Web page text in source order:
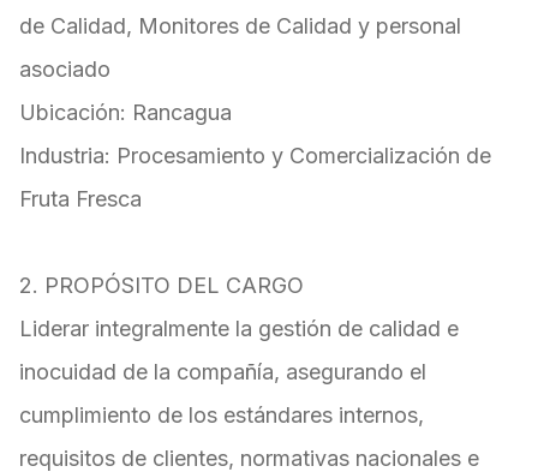
de Calidad, Monitores de Calidad y personal
asociado
Ubicación: Rancagua
Industria: Procesamiento y Comercialización de
Fruta Fresca
2. PROPÓSITO DEL CARGO
Liderar integralmente la gestión de calidad e
inocuidad de la compañía, asegurando el
cumplimiento de los estándares internos,
requisitos de clientes, normativas nacionales e